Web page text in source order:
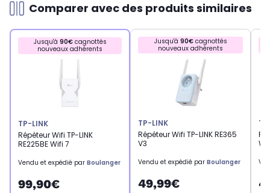
Comparer avec des produits similaires
Jusqu'à 90€cagnottés
nouveaux adhérents
TP-LINK
Répéteur Wifi TP-LINK
RE225BE Wifi 7
Vendu et expédié par Boulanger
99,90€
Jusqu'à 90€cagnottés
nouveaux adhérents
TP-LINK
Répéteur Wifi TP-LINK RE365
V3
Vendu et expédié par Boulanger
49,99€